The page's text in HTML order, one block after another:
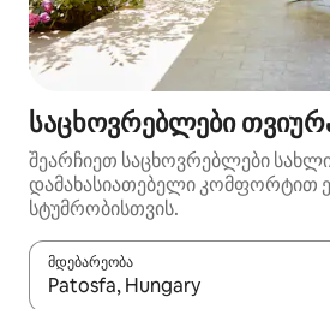
საცხოვრებლები
შეარჩიეთ საცხოვრებლები
დამახასიათებელი კომფორტით
სტუმრობისთვის.
მდებარეობა
როცა შედეგები ხელმისაწვდომი